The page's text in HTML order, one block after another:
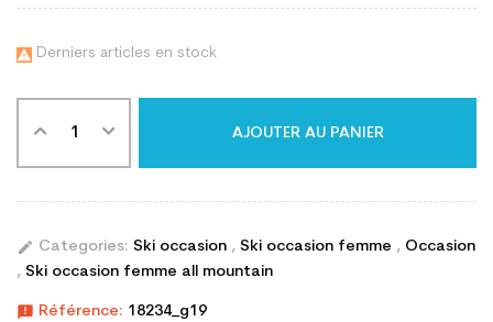
 Derniers articles en stock
AJOUTER AU PANIER
edit Categories: Ski occasion , Ski occasion femme , Occasion
, Ski occasion femme all mountain
announcement Référence: 18234_g19